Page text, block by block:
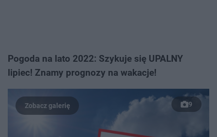
Pogoda na lato 2022: Szykuje się UPALNY
lipiec! Znamy prognozy na wakacje!
9